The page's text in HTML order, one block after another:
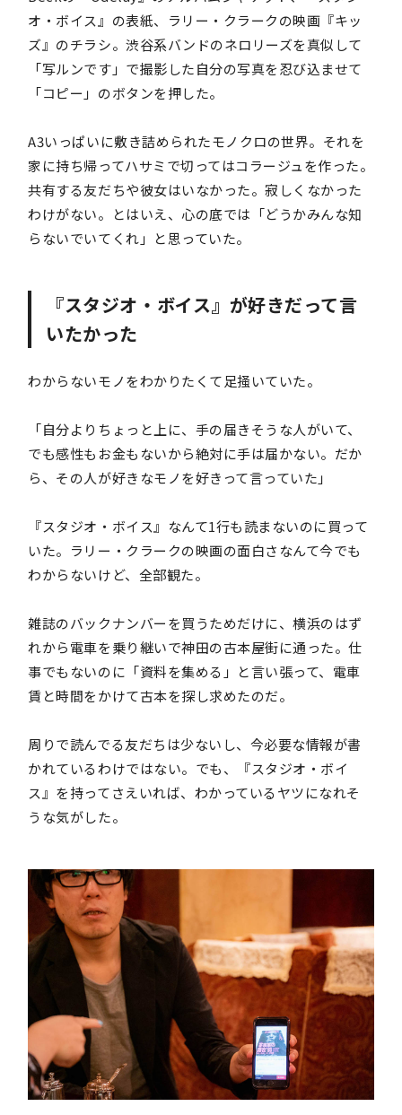
オ・ボイス』の表紙、ラリー・クラークの映画『キッ
ズ』のチラシ。渋谷系バンドのネロリーズを真似して
「写ルンです」で撮影した自分の写真を忍び込ませて
「コピー」のボタンを押した。
A3いっぱいに敷き詰められたモノクロの世界。それを
家に持ち帰ってハサミで切ってはコラージュを作った。
共有する友だちや彼女はいなかった。寂しくなかった
わけがない。とはいえ、心の底では「どうかみんな知
らないでいてくれ」と思っていた。
『スタジオ・ボイス』が好きだって言
いたかった
わからないモノをわかりたくて足掻いていた。
「自分よりちょっと上に、手の届きそうな人がいて、
でも感性もお金もないから絶対に手は届かない。だか
ら、その人が好きなモノを好きって言っていた」
『スタジオ・ボイス』なんて1行も読まないのに買って
いた。ラリー・クラークの映画の面白さなんて今でも
わからないけど、全部観た。
雑誌のバックナンバーを買うためだけに、横浜のはず
れから電車を乗り継いで神田の古本屋街に通った。仕
事でもないのに「資料を集める」と言い張って、電車
賃と時間をかけて古本を探し求めたのだ。
周りで読んでる友だちは少ないし、今必要な情報が書
かれているわけではない。でも、『スタジオ・ボイ
ス』を持ってさえいれば、わかっているヤツになれそ
うな気がした。